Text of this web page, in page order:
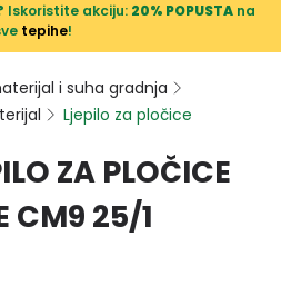
Iskoristite akciju: 20% POPUSTAna
tepihe!
i suha gradnja
Ljepilo za pločice
ZA PLOČICE
CM9 25/1